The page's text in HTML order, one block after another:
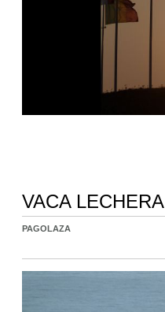
VACA LECHERA
PAGOLAZA